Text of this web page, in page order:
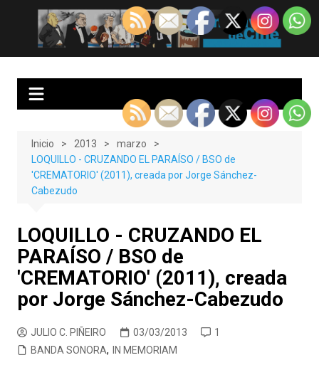
contenido
EnClave de Cine
Crítica cinematográfica y audiovisual. Punto de encuentro para los
Inicio 2013
marzo
LOQUILLO - CRUZANDO EL PARAÍSO / BSO de
'CREMATORIO' (2011), creada por Jorge Sánchez-
Cabezudo
LOQUILLO - CRUZANDO EL
PARAÍSO / BSO de
'CREMATORIO' (2011), creada
por Jorge Sánchez-Cabezudo
JULIO C. PIÑEIRO 03/03/2013
1
BANDA SONORA, IN MEMORIAM